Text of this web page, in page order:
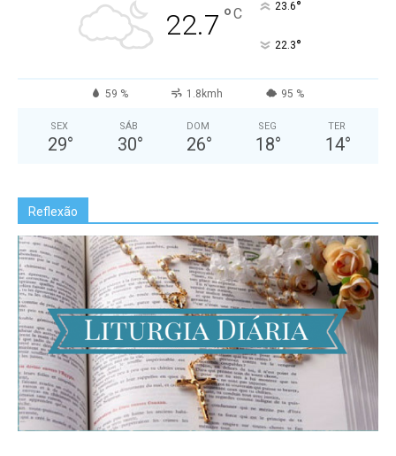
22.7 °C 23.6°
22.3°
59 % 1.8kmh 95 %
SEX
29°
SÁB
30°
DOM
26°
SEG
18°
TER
14°
Reflexão